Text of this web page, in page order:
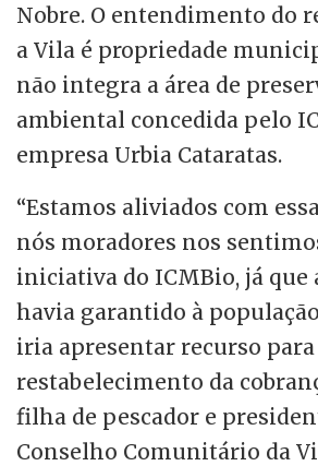
Nobre. O entendimento do
a Vila é propriedade
não integra a área de
ambiental concedida pelo
empresa Urbia Cataratas.
“Estamos aliviados com
nós moradores nos
iniciativa do ICMBio, já que
havia garantido à
iria apresentar recurso para
restabelecimento da
filha de pescador e
Conselho Comunitário da